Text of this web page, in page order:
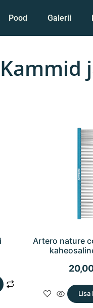
Pood Galerii
Kammid
Artero nature
Lisa